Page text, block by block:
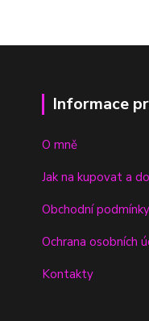
Informace
O mně
Jak na kupovat a
Obchodní podmínky
Ochrana osobních
Kontakty